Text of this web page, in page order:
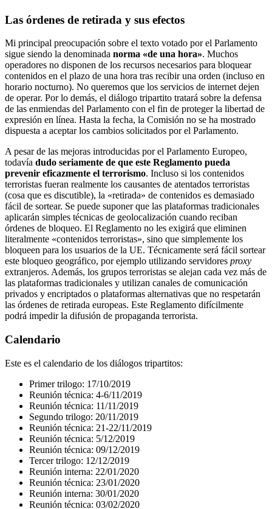
Las órdenes de retirada y sus efectos
Mi principal preocupación sobre el texto votado por el Parlamento
sigue siendo la denominada norma «de una hora». Muchos
operadores no disponen de los recursos necesarios para bloquear
contenidos en el plazo de una hora tras recibir una orden (incluso en
horario nocturno). No queremos que los servicios de internet dejen
de operar. Por lo demás, el diálogo tripartito tratará sobre la defensa
de las enmiendas del Parlamento con el fin de proteger la libertad de
expresión en línea. Hasta la fecha, la Comisión no se ha mostrado
dispuesta a aceptar los cambios solicitados por el Parlamento.
A pesar de las mejoras introducidas por el Parlamento Europeo,
todavía dudo seriamente de que este Reglamento pueda
prevenir eficazmente el terrorismo. Incluso si los contenidos
terroristas fueran realmente los causantes de atentados terroristas
(cosa que es discutible), la «retirada» de contenidos es demasiado
fácil de sortear. Se puede suponer que las plataformas tradicionales
aplicarán simples técnicas de geolocalización cuando reciban
órdenes de bloqueo. El Reglamento no les exigirá que eliminen
literalmente «contenidos terroristas», sino que simplemente los
bloqueen para los usuarios de la UE. Técnicamente será fácil sortear
este bloqueo geográfico, por ejemplo utilizando servidores proxy
extranjeros. Además, los grupos terroristas se alejan cada vez más de
las plataformas tradicionales y utilizan canales de comunicación
privados y encriptados o plataformas alternativas que no respetarán
las órdenes de retirada europeas. Este Reglamento difícilmente
podrá impedir la difusión de propaganda terrorista.
Calendario
Este es el calendario de los diálogos tripartitos:
Primer trilogo: 17/10/2019
Reunión técnica: 4-6/11/2019
Reunión técnica: 11/11/2019
Segundo trilogo: 20/11/2019
Reunión técnica: 21-22/11/2019
Reunión técnica: 5/12/2019
Reunión técnica: 09/12/2019
Tercer trilogo: 12/12/2019
Reunión interna: 22/01/2020
Reunión técnica: 23/01/2020
Reunión interna: 30/01/2020
Reunión técnica: 03/02/2020